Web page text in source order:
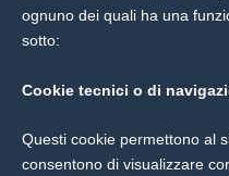
ognuno dei quali ha una
sotto:
Cookie tecnici o di
Questi cookie permettono al
consentono di visualizzare